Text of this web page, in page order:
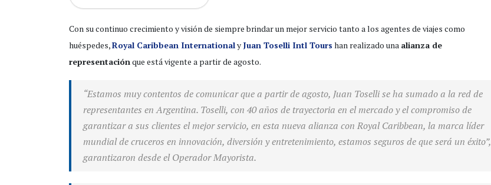
Con su continuo crecimiento y visión de siempre brindar un mejor servicio tanto a los agentes de viajes como
huéspedes,Royal Caribbean Internationaly Juan Toselli Intl Tours han realizado una alianza de
representaciónque está vigente a partir de agosto.
“Estamos muy contentos de comunicar que a partir de agosto, Juan Toselli se ha sumado a la red de
representantes en Argentina. Toselli, con 40 años de trayectoria en el mercado y el compromiso de
garantizar a sus clientes el mejor servicio, en esta nueva alianza con Royal Caribbean, la marca líder
mundial de cruceros en innovación, diversión y entretenimiento, estamos seguros de que será un éxito”,
garantizaron desde el Operador Mayorista.